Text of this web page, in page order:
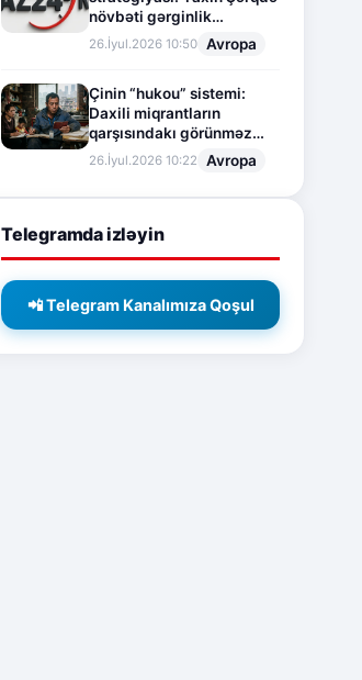
növbəti gərginlik
mərhələsi
26.İyul.2026 10:50 Avropa
Çinin “hukou” sistemi:
Daxili miqrantların
qarşısındakı görünməz
sədd
26.İyul.2026 10:22 Avropa
Telegramda izləyin
📲 Telegram Kanalımıza Qoşul